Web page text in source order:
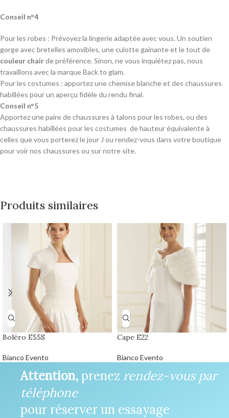
Conseil n°4
Pour les robes : Prévoyez la lingerie adaptée avec vous. Un soutien
gorge avec bretelles amovibles, une culotte gainante et le tout de
couleur chairde préférence. Sinon, ne vous inquiétez pas, nous
travaillons avec la marque Back to glam.
Pour les costumes : apportez une chemise blanche et des chaussures
habillées pour un aperçu fidèle du rendu final.
Conseil n°5
Apportez une paire de chaussures à talons pour les robes, ou des
chaussures habillées pour les costumes de hauteur équivalente à
celles que vous porterez le jour J ou rendez-vous dans votre boutique
pour voir nos chaussures ou sur notre site.
Produits similaires
Boléro E55S
Bianco Evento
Cape E22
Bianco Evento
Attention,prenez rendez-vous par
téléphone
pour réserver un essayage